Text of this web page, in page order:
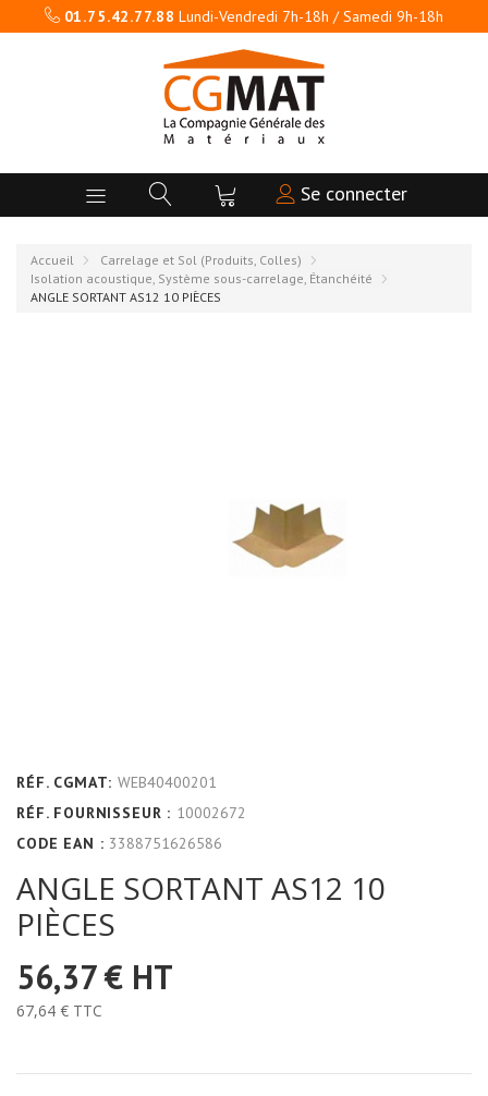
01.75.42.77.88 Lundi-Vendredi 7h-18h / Samedi 9h-18h
Se connecter
Accueil
Carrelage et Sol (Produits, Colles)
Isolation acoustique, Système sous-carrelage, Étanchéité
ANGLE SORTANT AS12 10 PIÈCES
RÉF. CGMAT: WEB40400201
RÉF. FOURNISSEUR : 10002672
CODE EAN : 3388751626586
ANGLE SORTANT AS12 10
PIÈCES
56,37 € HT
67,64 € TTC